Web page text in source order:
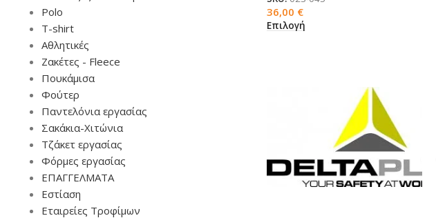
Polo
T-shirt
Αθλητικές
Ζακέτες - Fleece
Πουκάμισα
Φούτερ
Παντελόνια εργασίας
Σακάκια-Χιτώνια
Τζάκετ εργασίας
Φόρμες εργασίας
ΕΠΑΓΓΕΛΜΑΤΑ
Εστίαση
Εταιρείες Τροφίμων
36,00 €
Επιλογή